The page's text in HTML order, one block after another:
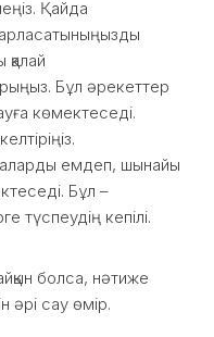
Қайда
Бұл әрекеттер
көмектеседі.
емдеп, шынайы
Бұл –
түспеудің кепілі.
болса, нәтиже
әрі сау өмір.